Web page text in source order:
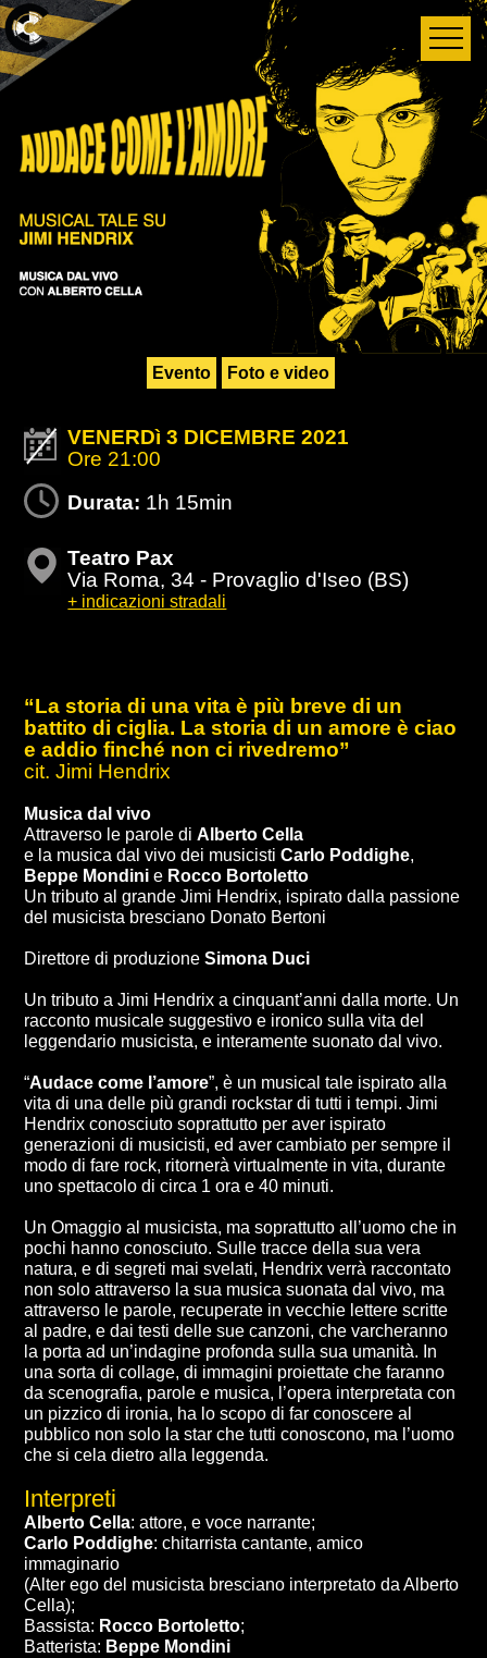
Evento Foto e video
VENERDì 3 DICEMBRE 2021
Ore 21:00
Durata: 1h 15min
Teatro Pax
Via Roma, 34 - Provaglio d'Iseo (BS)
+ indicazioni stradali
“La storia di una vita è più breve di un
battito di ciglia. La storia di un amore è ciao
e addio finché non ci rivedremo”
cit. Jimi Hendrix
Musica dal vivo
Attraverso le parole diAlberto Cella
e la musica dal vivo dei musicistiCarlo Poddighe,
Beppe Mondini e Rocco Bortoletto
Un tributo al grande Jimi Hendrix, ispirato dalla passione
del musicista bresciano Donato Bertoni
Direttore di produzioneSimona Duci
Un tributo a Jimi Hendrix a cinquant’anni dalla morte. Un
racconto musicale suggestivo e ironico sulla vita del
leggendario musicista, e interamente suonato dal vivo.
“Audace come l’amore”, è un musical tale ispirato alla
vita di una delle più grandi rockstar di tutti i tempi. Jimi
Hendrix conosciuto soprattutto per aver ispirato
generazioni di musicisti, ed aver cambiato per sempre il
modo di fare rock, ritornerà virtualmente in vita, durante
uno spettacolo di circa 1 ora e 40 minuti.
Un Omaggio al musicista, ma soprattutto all’uomo che in
pochi hanno conosciuto. Sulle tracce della sua vera
natura, e di segreti mai svelati, Hendrix verrà raccontato
non solo attraverso la sua musica suonata dal vivo, ma
attraverso le parole, recuperate in vecchie lettere scritte
al padre, e dai testi delle sue canzoni, che varcheranno
la porta ad un’indagine profonda sulla sua umanità. In
una sorta di collage, di immagini proiettate che faranno
da scenografia, parole e musica, l’opera interpretata con
un pizzico di ironia, ha lo scopo di far conoscere al
pubblico non solo la star che tutti conoscono, ma l’uomo
che si cela dietro alla leggenda.
Interpreti
Alberto Cella: attore, e voce narrante;
Carlo Poddighe: chitarrista cantante, amico
immaginario
(Alter ego del musicista bresciano interpretato da Alberto
Cella);
Bassista: Rocco Bortoletto;
Batterista: Beppe Mondini